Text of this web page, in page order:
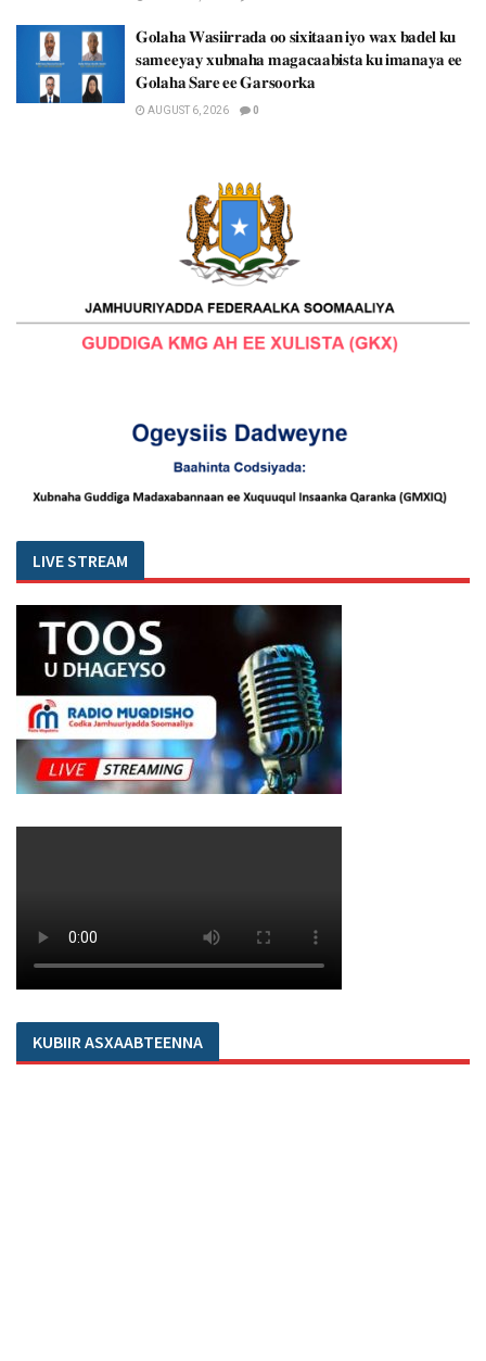
𝐆𝐨𝐥𝐚𝐡𝐚 𝐖𝐚𝐬𝐢𝐢𝐫𝐫𝐚𝐝𝐚 𝐨𝐨 𝐬𝐢𝐱𝐢𝐭𝐚𝐚𝐧 𝐢𝐲𝐨 𝐰𝐚𝐱 𝐛𝐚𝐝𝐞𝐥 𝐤𝐮
𝐬𝐚𝐦𝐞𝐞𝐲𝐚𝐲 𝐱𝐮𝐛𝐧𝐚𝐡𝐚 𝐦𝐚𝐠𝐚𝐜𝐚𝐚𝐛𝐢𝐬𝐭𝐚 𝐤𝐮 𝐢𝐦𝐚𝐧𝐚𝐲𝐚 𝐞𝐞
𝐆𝐨𝐥𝐚𝐡𝐚 𝐒𝐚𝐫𝐞 𝐞𝐞 𝐆𝐚𝐫𝐬𝐨𝐨𝐫𝐤𝐚
AUGUST 6, 2026 0
LIVE STREAM
KUBIIR ASXAABTEENNA